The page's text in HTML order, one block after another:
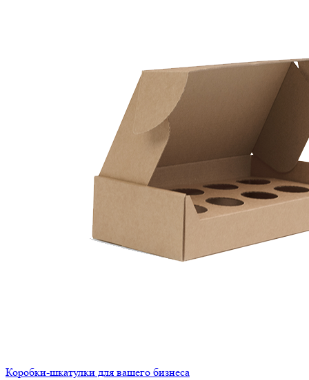
Коробки-шкатулки для вашего бизнеса